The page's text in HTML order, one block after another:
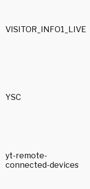
VISITOR_INFO1_LIVE
YSC
yt-remote-
connected-devices